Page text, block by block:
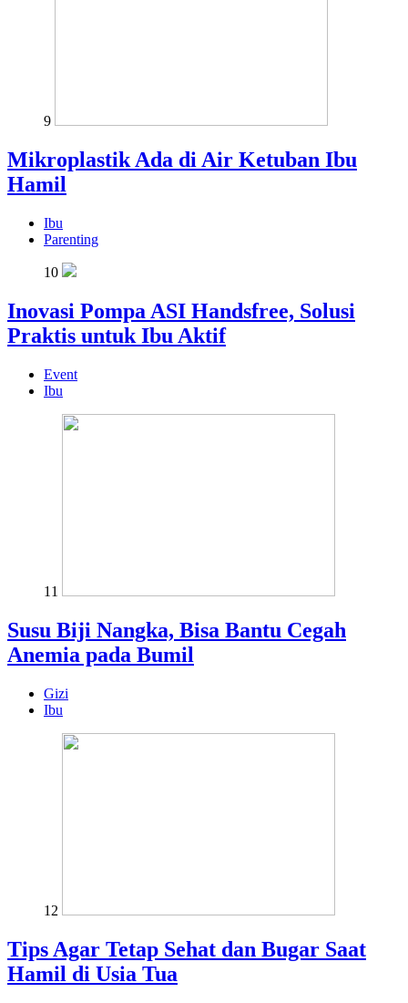
9
Mikroplastik Ada di Air Ketuban Ibu
Hamil
Ibu
Parenting
10
Inovasi Pompa ASI Handsfree, Solusi
Praktis untuk Ibu Aktif
Event
Ibu
11
Susu Biji Nangka, Bisa Bantu Cegah
Anemia pada Bumil
Gizi
Ibu
12
Tips Agar Tetap Sehat dan Bugar Saat
Hamil di Usia Tua